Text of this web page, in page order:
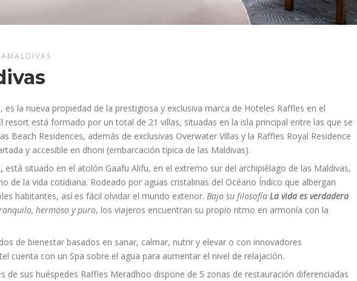
, es la nueva propiedad de la prestigiosa y exclusiva marca de Hoteles Raffles en el
resort está formado por un total de 21 villas, situadas en la isla principal entre las que se
Beach Residences, además de exclusivas Overwater Villas y la Raffles Royal Residence
y accesible en dhoni (embarcación típica de las Maldivas).
está situado en el atolón Gaafu Alifu, en el extremo sur del archipiélago de las Maldivas,
de la vida cotidiana. Rodeado por aguas cristalinas del Océano Índico que albergan
habitantes, así es fácil olvidar el mundo exterior.Bajo su filosofíaLa vida es verdadera
hermoso y puro, los viajeros encuentran su propio ritmo en armonía con la
de bienestar basados en sanar, calmar, nutrir y elevar o con innovadores
cuenta con un Spa sobre el agua para aumentar el nivel de relajación.
de sus huéspedes Raffles Meradhoo dispone de 5 zonas de restauración diferenciadas